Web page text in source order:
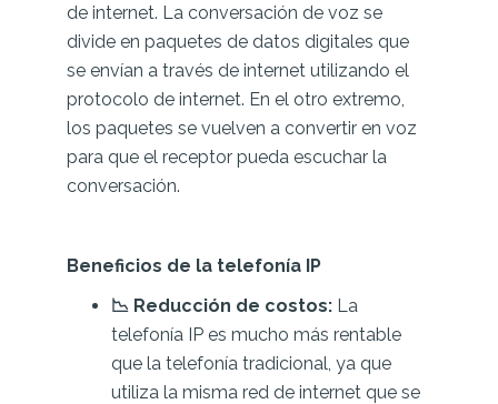
de internet. La conversación de voz se
divide en paquetes de datos digitales que
se envían a través de internet utilizando el
protocolo de internet. En el otro extremo,
los paquetes se vuelven a convertir en voz
para que el receptor pueda escuchar la
conversación.
Beneficios de la telefonía IP
📉 Reducción de costos: La
telefonía IP es mucho más rentable
que la telefonía tradicional, ya que
utiliza la misma red de internet que se